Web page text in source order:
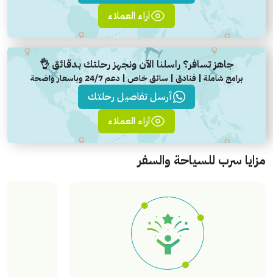
آراء العملاء
جاهز تسافر؟ راسلنا الآن ونجهز رحلتك بدقائق 👌
برامج شاملة | فنادق | سائق خاص | دعم 24/7 وباسعار واضحة
أرسل تفاصيل رحلتك
آراء العملاء
مزايا سرب للسياحة والسفر